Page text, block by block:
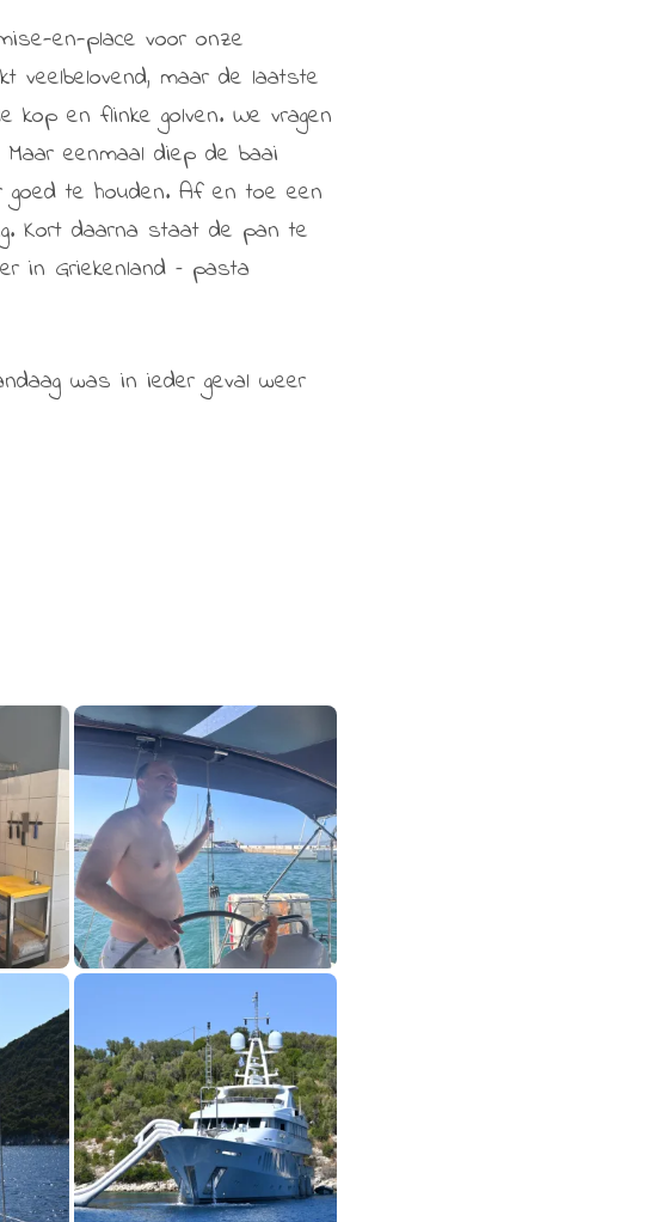
en-place voor onze
veelbelovend, maar de laatste
en flinke golven. We vragen
eenmaal diep de baai
goed te houden. Af en toe een
Kort daarna staat de pan te
in Griekenland – pasta
was in ieder geval weer